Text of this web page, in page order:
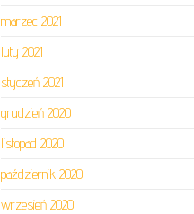
marzec 2021
luty 2021
styczeń 2021
grudzień 2020
listopad 2020
październik 2020
wrzesień 2020